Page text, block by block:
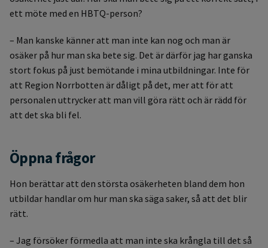
ett möte med en HBTQ-person?
– Man kanske känner att man inte kan nog och man är
osäker på hur man ska bete sig. Det är därför jag har ganska
stort fokus på just bemötande i mina utbildningar. Inte för
att Region Norrbotten är dåligt på det, mer att för att
personalen uttrycker att man vill göra rätt och är rädd för
att det ska bli fel.
Öppna frågor
Hon berättar att den största osäkerheten bland dem hon
utbildar handlar om hur man ska säga saker, så att det blir
rätt.
– Jag försöker förmedla att man inte ska krångla till det så